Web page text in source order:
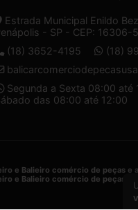
Estrada Municipal Enildo
- SP - CEP: 16306-
(18) 3652-4195
(18)
Segunda a Sexta 08:00 até
das 08:00 até 12:00
e Balieiro comércio de peças e
e Balieiro comércio de peças e